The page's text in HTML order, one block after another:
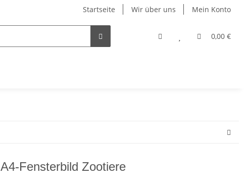
Startseite Wir über uns Mein Konto
0,00 €
A4-Fensterbild Zootiere